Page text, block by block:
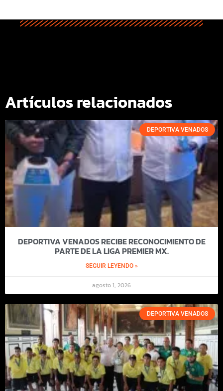
Artículos relacionados
DEPORTIVA VENADOS
DEPORTIVA VENADOS RECIBE RECONOCIMIENTO DE
PARTE DE LA LIGA PREMIER MX.
SEGUIR LEYENDO »
agosto 1, 2026
DEPORTIVA VENADOS